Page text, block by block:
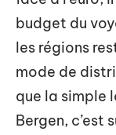
budget du
les régions
mode de
que la simple
Bergen, c’est